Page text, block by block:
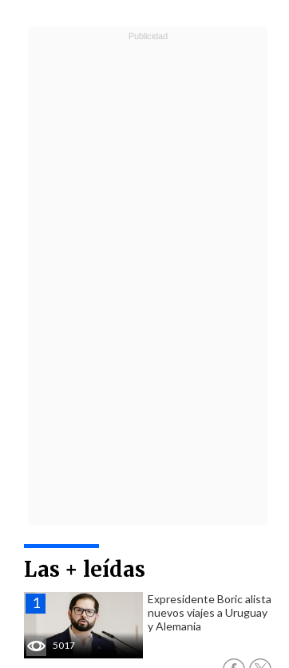
Las + leídas
5017
Expresidente Boric alista
nuevos viajes a Uruguay
y Alemania